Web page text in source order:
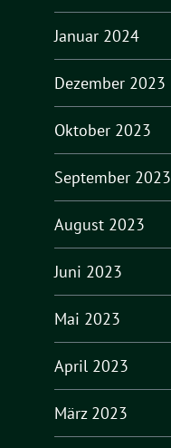
Januar 2024
Dezember 2023
Oktober 2023
September 2023
August 2023
Juni 2023
Mai 2023
April 2023
März 2023